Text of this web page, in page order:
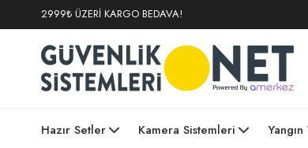
2999₺ ÜZERİ KARGO BEDAVA!
Hazır Setler Kamera Sistemleri